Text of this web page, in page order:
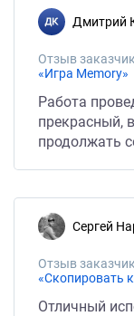
Отзыв
«Игра Memory»
Работа
прекрасный,
продолжать
Сергей
Отзыв
Отличный